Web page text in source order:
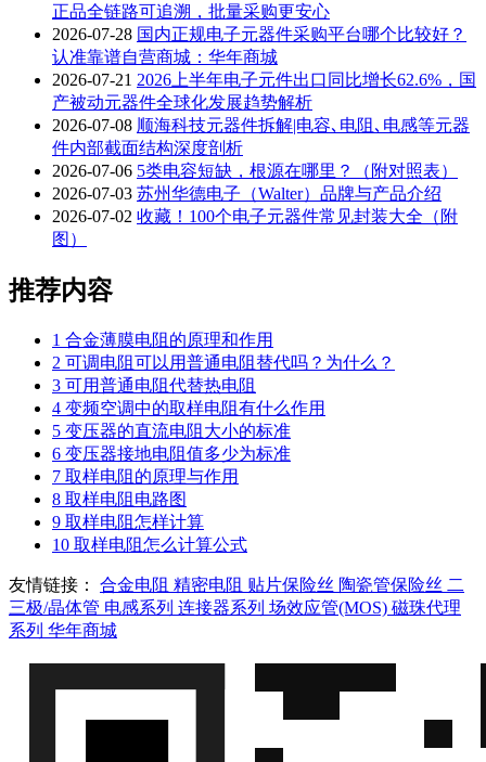
正品全链路可追溯，批量采购更安心
2026-07-28 国内正规电子元器件采购平台哪个比较好？
认准靠谱自营商城：华年商城
2026-07-21 2026上半年电子元件出口同比增长62.6%，国
产被动元器件全球化发展趋势解析
2026-07-08 顺海科技元器件拆解|电容､电阻､电感等元器
件内部截面结构深度剖析
2026-07-06 5类电容短缺，根源在哪里？（附对照表）
2026-07-03 苏州华德电子（Walter）品牌与产品介绍
2026-07-02 收藏！100个电子元器件常见封装大全（附
图）
推荐内容
1 合金薄膜电阻的原理和作用
2 可调电阻可以用普通电阻替代吗？为什么？
3 可用普通电阻代替热电阻
4 变频空调中的取样电阻有什么作用
5 变压器的直流电阻大小的标准
6 变压器接地电阻值多少为标准
7 取样电阻的原理与作用
8 取样电阻电路图
9 取样电阻怎样计算
10 取样电阻怎么计算公式
友情链接： 合金电阻 精密电阻 贴片保险丝 陶瓷管保险丝 二
三极/晶体管 电感系列 连接器系列 场效应管(MOS) 磁珠代理
系列 华年商城